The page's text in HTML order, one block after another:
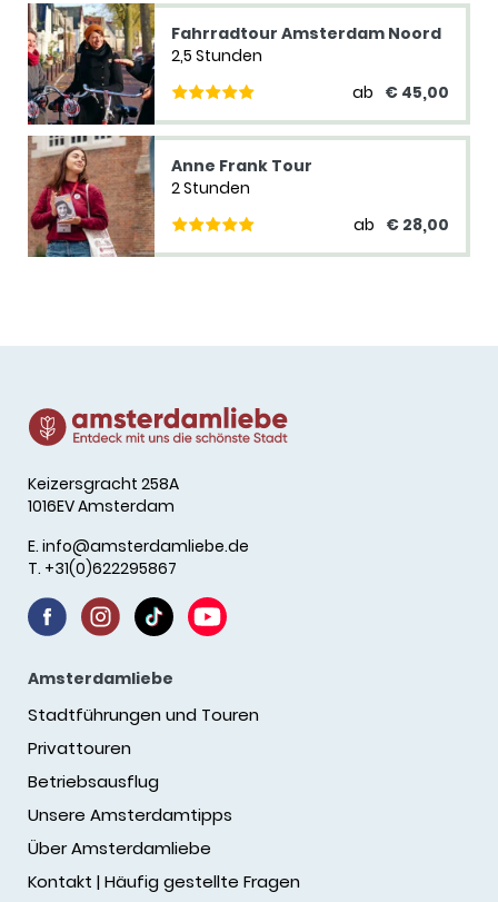
Fahrradtour Amsterdam Noord
2,5 Stunden
ab € 45,00
Anne Frank Tour
2 Stunden
ab € 28,00
Keizersgracht 258A
1016EV Amsterdam
E. info@amsterdamliebe.de
T. +31(0)622295867
Amsterdamliebe
Stadtführungen und Touren
Privattouren
Betriebsausflug
Unsere Amsterdamtipps
Über Amsterdamliebe
Kontakt | Häufig gestellte Fragen